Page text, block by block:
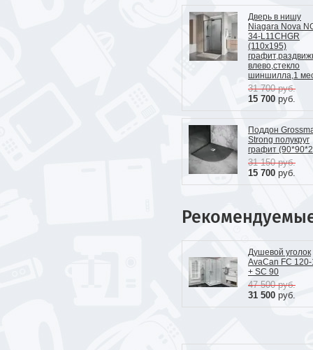
Дверь в нишу
Niagara Nova
34-L11CHGR
(110х195)
влево,стекло
шиншилла,1
31 700руб.
15 700 руб.
Поддон
Strong полукруг
графит
31 150руб.
15 700 руб.
Душевой уголок
AvaCan FС
+ SС 90
47 500руб.
31 500 руб.